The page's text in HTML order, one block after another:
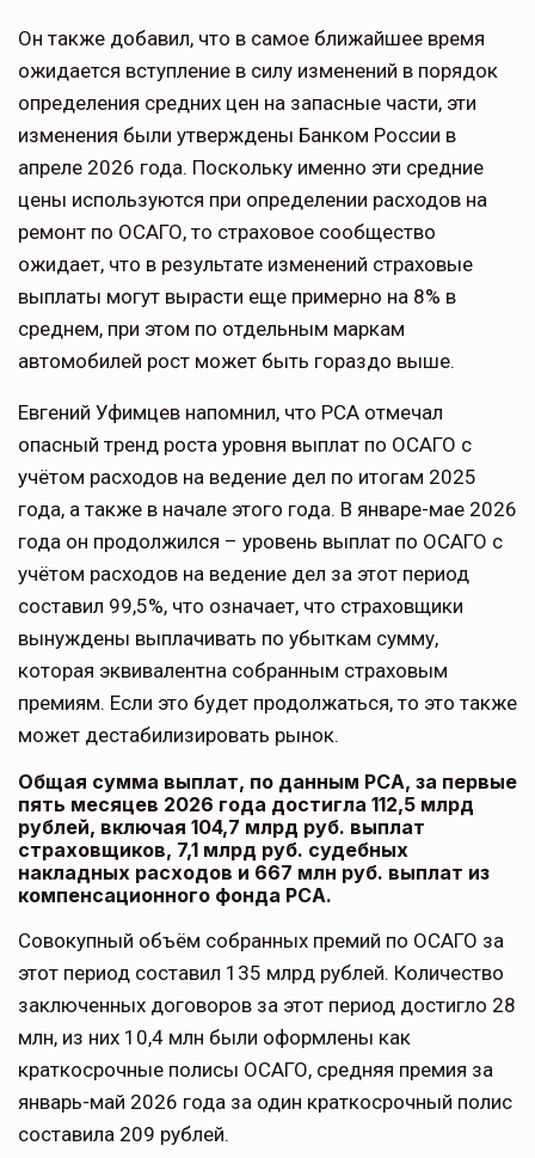
Он также добавил, что в самое ближайшее время
ожидается вступление в силу изменений в порядок
определения средних цен на запасные части, эти
изменения были утверждены Банком России в
апреле 2026 года. Поскольку именно эти средние
цены используются при определении расходов на
ремонт по ОСАГО, то страховое сообщество
ожидает, что в результате изменений страховые
выплаты могут вырасти еще примерно на 8% в
среднем, при этом по отдельным маркам
автомобилей рост может быть гораздо выше.
Евгений Уфимцев напомнил, что РСА отмечал
опасный тренд роста уровня выплат по ОСАГО с
учётом расходов на ведение дел по итогам 2025
года, а также в начале этого года. В январе-мае 2026
года он продолжился – уровень выплат по ОСАГО с
учётом расходов на ведение дел за этот период
составил 99,5%, что означает, что страховщики
вынуждены выплачивать по убыткам сумму,
которая эквивалентна собранным страховым
премиям. Если это будет продолжаться, то это также
может дестабилизировать рынок.
Общая сумма выплат, по данным РСА, за первые
пять месяцев 2026 года достигла 112,5 млрд
рублей, включая 104,7 млрд руб. выплат
страховщиков, 7,1 млрд руб. судебных
накладных расходов и 667 млн руб. выплат из
компенсационного фонда РСА.
Совокупный объём собранных премий по ОСАГО за
этот период составил 135 млрд рублей. Количество
заключенных договоров за этот период достигло 28
млн, из них 10,4 млн были оформлены как
краткосрочные полисы ОСАГО, средняя премия за
январь-май 2026 года за один краткосрочный полис
составила 209 рублей.